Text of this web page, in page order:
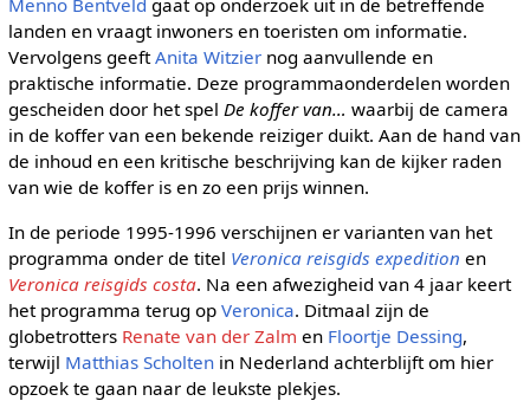
Menno Bentveld gaat op onderzoek uit in de betreffende
landen en vraagt inwoners en toeristen om informatie.
Vervolgens geeftAnita Witziernog aanvullende en
praktische informatie. Deze programmaonderdelen worden
gescheiden door het spel De koffer van… waarbij de camera
in de koffer van een bekende reiziger duikt. Aan de hand van
de inhoud en een kritische beschrijving kan de kijker raden
van wie de koffer is en zo een prijs winnen.
In de periode 1995-1996 verschijnen er varianten van het
programma onder de titel Veronica reisgids expedition en
Veronica reisgids costa. Na een afwezigheid van 4 jaar keert
het programma terug op Veronica. Ditmaal zijn de
globetrotters Renate van der Zalm en Floortje Dessing,
terwijl Matthias Scholtenin Nederland achterblijft om hier
opzoek te gaan naar de leukste plekjes.